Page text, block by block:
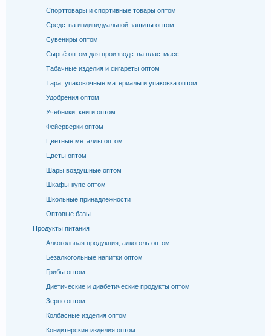
Спорттовары и спортивные товары оптом
Средства индивидуальной защиты оптом
Сувениры оптом
Сырьё оптом для производства пластмасс
Табачные изделия и сигареты оптом
Тара, упаковочные материалы и упаковка оптом
Удобрения оптом
Учебники, книги оптом
Фейерверки оптом
Цветные металлы оптом
Цветы оптом
Шары воздушные оптом
Шкафы-купе оптом
Школьные принадлежности
Оптовые базы
Продукты питания
Алкогольная продукция, алкоголь оптом
Безалкогольные напитки оптом
Грибы оптом
Диетические и диабетические продукты оптом
Зерно оптом
Колбасные изделия оптом
Кондитерские изделия оптом